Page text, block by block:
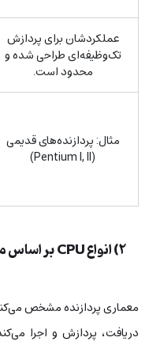
عملکردشان برای پردازش
تک‌وظیفه‌ای طراحی شده و
محدود است.
مثال: پردازنده‌های قدیمی
(Pentium I, II)
۲) انواع CPU بر اساس معماری
معماری پردازنده مشخص
دریافت، پردازش و اجرا